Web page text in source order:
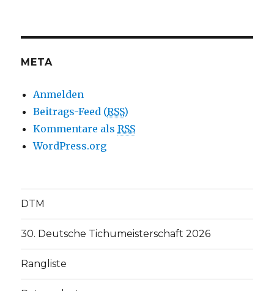
META
Anmelden
Beitrags-Feed (RSS)
Kommentare alsRSS
WordPress.org
DTM
30. Deutsche Tichumeisterschaft 2026
Rangliste